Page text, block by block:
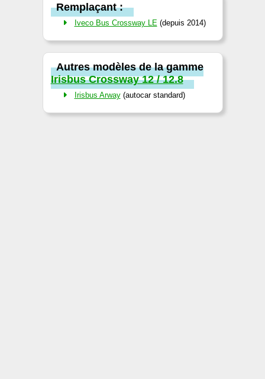
Remplaçant :
Iveco Bus Crossway LE(depuis 2014)
Autres modèles de la gamme
Irisbus Crossway 12 / 12.8
Irisbus Arway (autocar standard)